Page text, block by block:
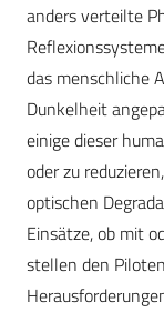
anders verteilte
das menschliche
Dunkelheit
einige dieser
oder zu
optischen
Einsätze, ob mit
stellen den